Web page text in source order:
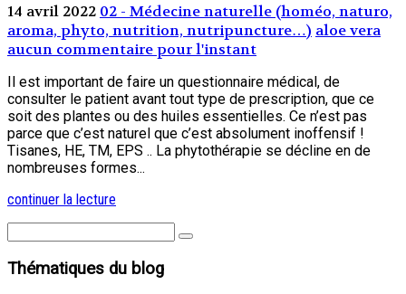
14 avril 2022 02 - Médecine naturelle (homéo, naturo,
aroma, phyto, nutrition, nutripuncture…) aloe vera
aucun commentaire pour l'instant
Il est important de faire un questionnaire médical, de
consulter le patient avant tout type de prescription, que ce
soit des plantes ou des huiles essentielles. Ce n’est pas
parce que c’est naturel que c’est absolument inoffensif !
Tisanes, HE, TM, EPS .. La phytothérapie se décline en de
nombreuses formes...
continuer la lecture
Thématiques du blog